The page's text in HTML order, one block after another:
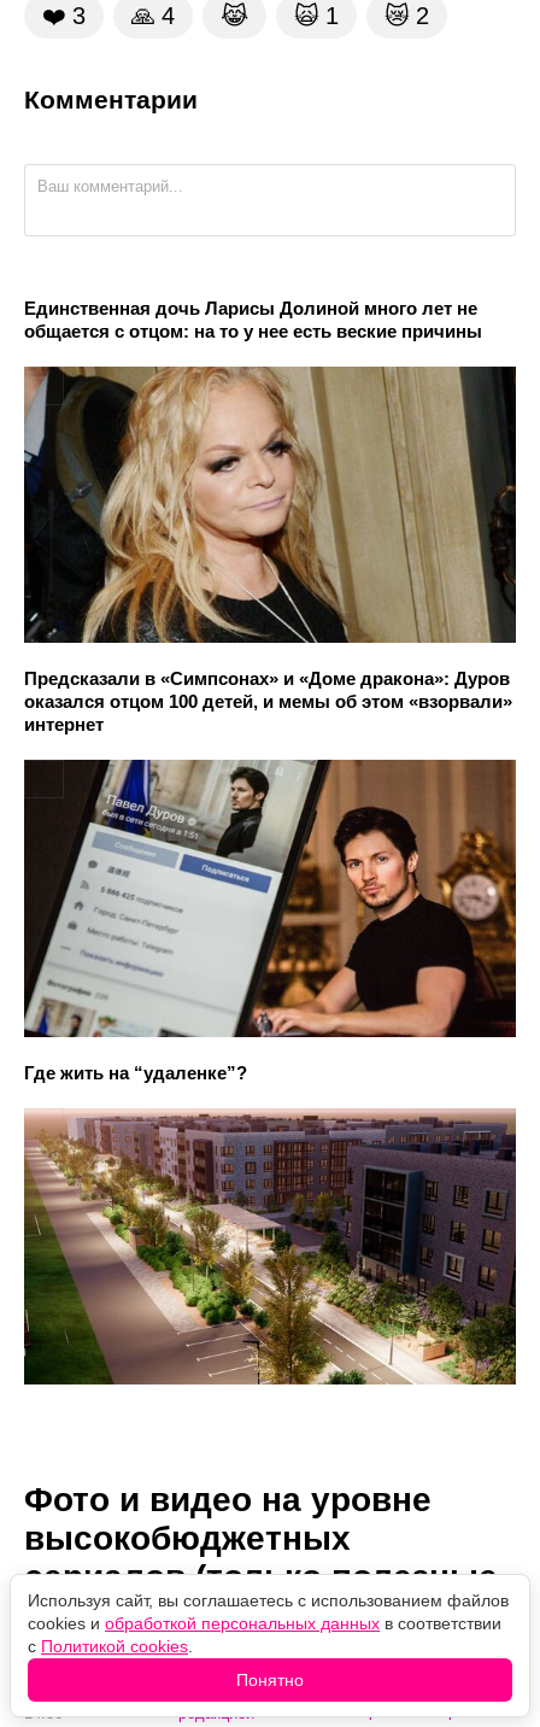
❤️ 3 🙏 4 😹 🙀 1 😿 2
Комментарии
Единственная дочь Ларисы Долиной много лет не
общается с отцом: на то у нее есть веские причины
Предсказали в «Симпсонах» и «Доме дракона»: Дуров
оказался отцом 100 детей, и мемы об этом «взорвали»
интернет
Где жить на “удаленке”?
Фото и видео на уровне
высокобюджетных
сериалов (только полезные
советы)
19.07.2024
14:56
редакцией
Используя сайт, вы соглашаетесь с использованием файлов
cookies и обработкой персональных данных в соответствии
с Политикой cookies
Понятно